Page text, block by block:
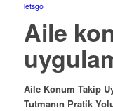
letsgo
Aile
Aile Konum Takip
Tutmanın Pratik